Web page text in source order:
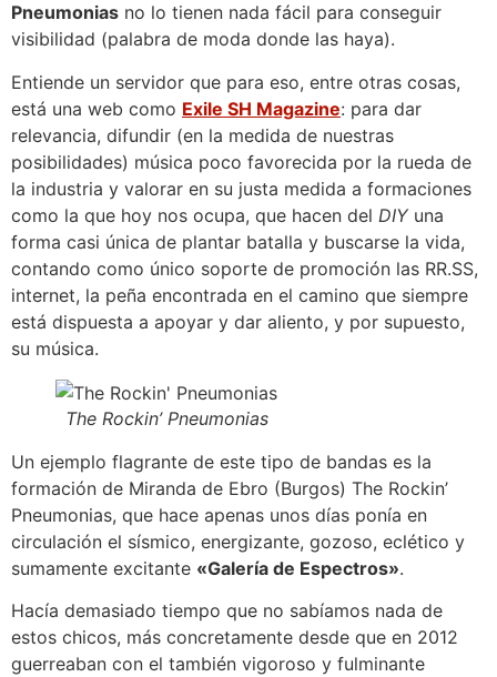
Pneumonias no lo tienen nada fácil para conseguir
visibilidad (palabra de moda donde las haya).
Entiende un servidor que para eso, entre otras cosas,
está una web como Exile SH Magazine: para dar
relevancia, difundir (en la medida de nuestras
posibilidades) música poco favorecida por la rueda de
la industria y valorar en su justa medida a formaciones
como la que hoy nos ocupa, que hacen del DIY una
forma casi única de plantar batalla y buscarse la vida,
contando como único soporte de promoción las RR.SS,
internet, la peña encontrada en el camino que siempre
está dispuesta a apoyar y dar aliento, y por supuesto,
su música.
The Rockin’ Pneumonias
Un ejemplo flagrante de este tipo de bandas es la
formación de Miranda de Ebro (Burgos) The Rockin’
Pneumonias, que hace apenas unos días ponía en
circulación el sísmico, energizante, gozoso, eclético y
sumamente excitante «Galería de Espectros».
Hacía demasiado tiempo que no sabíamos nada de
estos chicos, más concretamente desde que en 2012
guerreaban con el también vigoroso y fulminante